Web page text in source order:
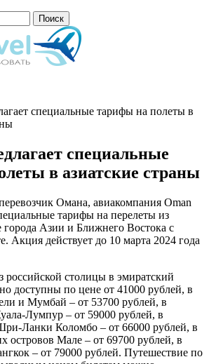
специальные тарифы на полеты в
специальные
в азиатские страны
Омана, авиакомпания Oman
тарифы на перелеты из
Азии и Ближнего Востока с
Акция действует до 10 марта 2024 года
столицы в эмиратский
доступны по цене от 41000 рублей, в
и Мумбай – от 53700 рублей, в
Лумпур – от 59000 рублей, в
Ланки Коломбо – от 66000 рублей, в
островов Мале – от 69700 рублей, в
– от 79000 рублей. Путешествие по